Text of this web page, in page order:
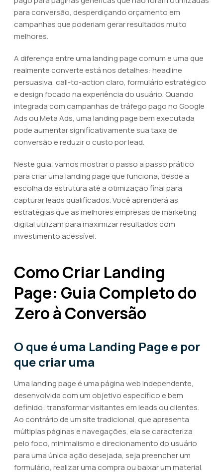
para conversão, desperdiçando orçamento em
campanhas que poderiam gerar resultados muito
melhores.
A diferença entre uma landing page comum e uma que
realmente converte está nos detalhes: headline
persuasiva, call-to-action claro, formulário estratégico
e design focado na experiência do usuário. Quando
integrada com campanhas de tráfego pago no Google
Ads ou Meta Ads, uma landing page bem executada
pode aumentar significativamente sua taxa de
conversão e reduzir o custo por lead.
Neste guia, vamos mostrar o passo a passo prático
para criar uma landing page que funciona, desde a
escolha da estrutura até a otimização final para
capturar leads qualificados. Você aprenderá as
estratégias que as melhores empresas de marketing
digital utilizam para maximizar resultados com
investimento acessível.
Como Criar Landing
Page: Guia Completo do
Zero à Conversão
O que é uma Landing Page e por
que criar uma
Uma landing page é uma página web independente,
desenvolvida com um objetivo específico e bem
definido: transformar visitantes em leads ou clientes.
Ao contrário de um site tradicional, que apresenta
múltiplas páginas e navegações, ela se caracteriza
pelo foco, minimalismo e direcionamento do usuário
para uma única ação desejada, seja preencher um
formulário, realizar uma compra ou baixar um material.